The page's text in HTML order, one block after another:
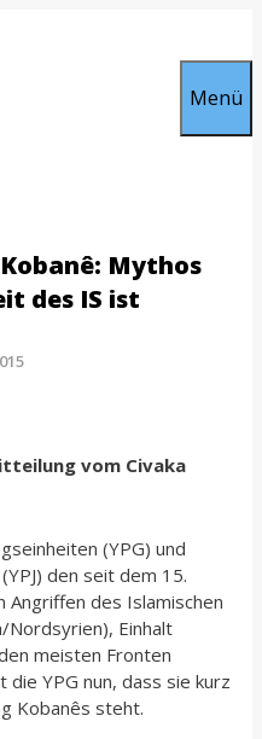
Menü
Mythos
des IS ist
vom Civaka
(YPG) und
den seit dem 15.
des Islamischen
Nordsyrien), Einhalt
meisten Fronten
YPG nun, dass sie kurz
Kobanês steht.